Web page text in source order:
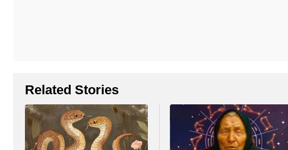
Related Stories